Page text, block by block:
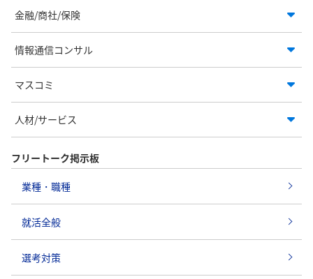
金融/商社/保険
情報通信コンサル
マスコミ
人材/サービス
フリートーク掲示板
業種・職種
就活全般
選考対策